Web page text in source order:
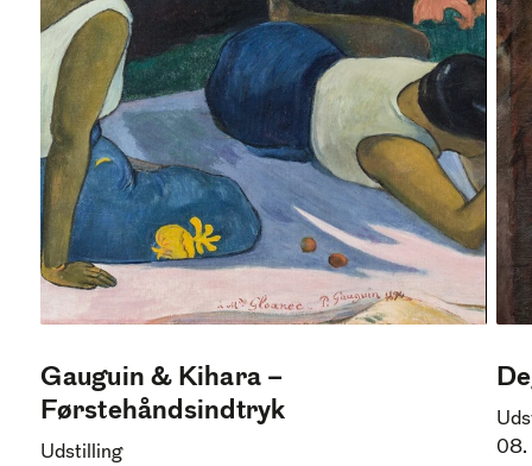
Gauguin & Kihara –
Førstehåndsindtryk
Udstilling
08.